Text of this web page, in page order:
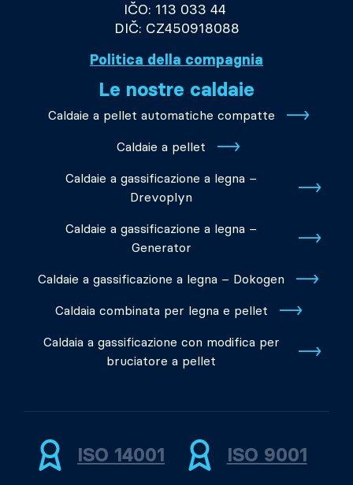
IČO: 113 033 44
DIČ: CZ450918088
Politica della compagnia
Le nostre caldaie
Caldaie a pellet automatiche compatte
Caldaie a pellet
Caldaie a gassificazione a legna –
Drevoplyn
Caldaie a gassificazione a legna –
Generator
Caldaie a gassificazione a legna – Dokogen
Caldaia combinata per legna e pellet
Caldaia a gassificazione con modifica per
bruciatore a pellet
ISO 14001 ISO 9001